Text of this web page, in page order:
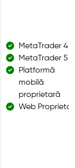
MetaTrader 4
MetaTrader 5
Platformă
mobilă
proprietară
Web Proprietar